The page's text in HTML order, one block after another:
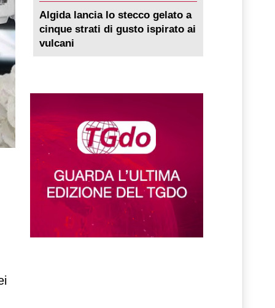
Algida lancia lo stecco gelato a
cinque strati di gusto ispirato ai
vulcani